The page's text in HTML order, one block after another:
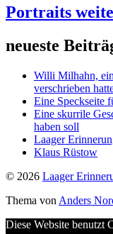
Portraits
neueste
Willi Milhahn,
verschrieben
Eine Speckseite
Eine skurrile
haben soll
Laager
Klaus Rüstow
© 2026 Laager
Thema von Anders
Diese Website benutzt